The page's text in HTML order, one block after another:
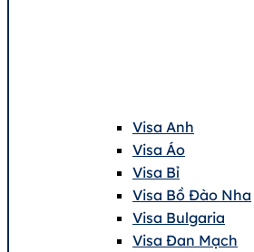
Visa Anh
Visa Áo
Visa Bỉ
Visa Bồ Đào Nha
Visa Bulgaria
Visa Đan Mạch